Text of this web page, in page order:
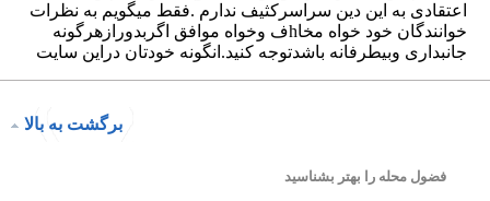
برگشت به بالا
فضول محله را بهتر بشناسید